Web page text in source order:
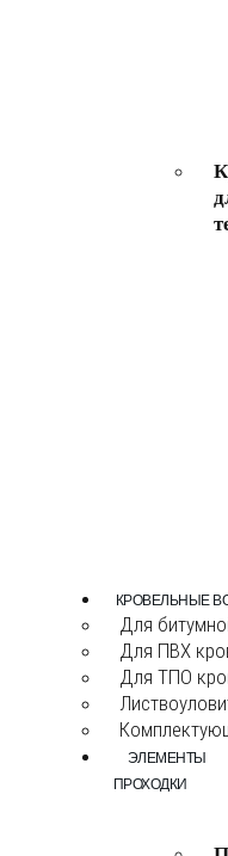
КРОВЕЛЬНЫЕ
Для
Для ПВХ
Для ТПО
ЭЛЕМЕНТЫ
ПРОХОДКИ